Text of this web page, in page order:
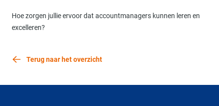
Hoe zorgen jullie ervoor dat accountmanagers kunnen leren en
excelleren?
Terug naar het overzicht